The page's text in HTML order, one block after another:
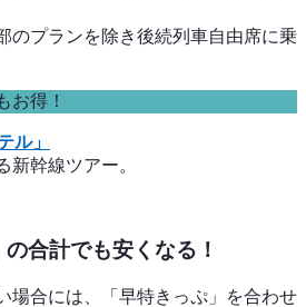
のプランを除き後続列車自由席に乗
お得！
ル」
新幹線ツアー。
合計でも安くなる！
場合には、「早特きっぷ」を合わせ